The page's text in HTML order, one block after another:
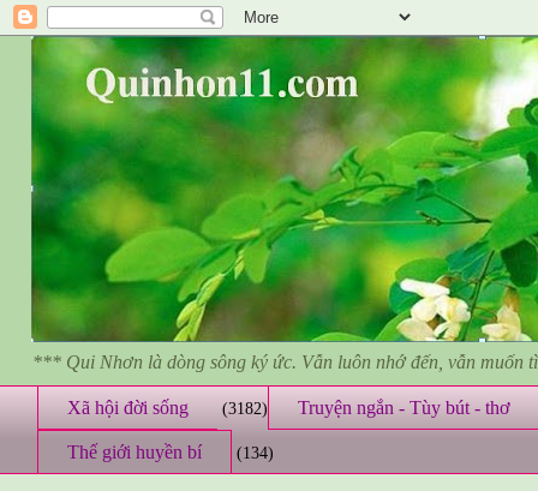
*** Qui Nhơn là dòng sông ký ức. Vẫn luôn nhớ đến, vẫn muốn
Xã hội đời sống (3182) Truyện ngắn - Tùy bút - thơ
Thế giới huyền bí (134)